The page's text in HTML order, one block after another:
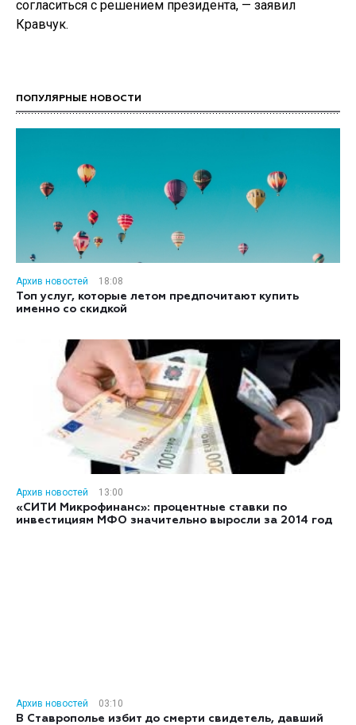
согласиться с решением президента, — заявил
Кравчук.
ПОПУЛЯРНЫЕ НОВОСТИ
Архив новостей
18:08
Топ услуг, которые летом предпочитают купить
именно со скидкой
Архив новостей
13:00
«СИТИ Микрофинанс»: процентные ставки по
инвестициям МФО значительно выросли за 2014 год
Архив новостей
03:10
В Ставрополье избит до смерти свидетель, давший